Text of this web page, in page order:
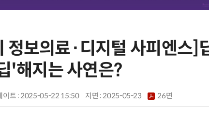
정보의료·디지털 사피엔스]
'해지는 사연은?
이트 : 2025-05-22 15:50 지면 :2025-05-23 26면